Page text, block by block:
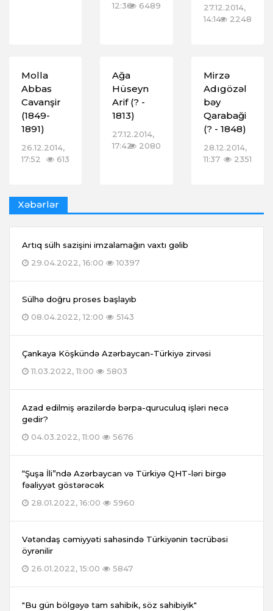
12:36 6489
27.12.2014,
14:14
2248
Molla
Abbas
Cavanşir
(1849-
1891)
26.12.2014,
17:52
613
Ağa
Hüseyn
Arif (? -
1813)
27.12.2014,
17:42 2080
Mirzə
Adıgözəl
bəy
Qarabaği
(? - 1848)
28.12.2014,
11:37
2351
Xəbərlər
Artıq sülh sazişini imzalamağın vaxtı gəlib
29.04.2022, 16:00
10397
Sülhə doğru proses başlayıb
08.04.2022, 12:00
5143
Çankaya Köşkündə Azərbaycan-Türkiyə zirvəsi
11.03.2022, 11:00
5803
Azad edilmiş ərazilərdə bərpa-quruculuq işləri necə
gedir?
04.03.2022, 11:00
5676
“Şuşa İli”ndə Azərbaycan və Türkiyə QHT-ləri birgə
fəaliyyət göstərəcək
28.01.2022, 16:00
5960
Vətəndaş cəmiyyəti sahəsində Türkiyənin təcrübəsi
öyrənilir
26.01.2022, 15:00
5847
"Bu gün bölgəyə tam sahibik, söz sahibiyik"